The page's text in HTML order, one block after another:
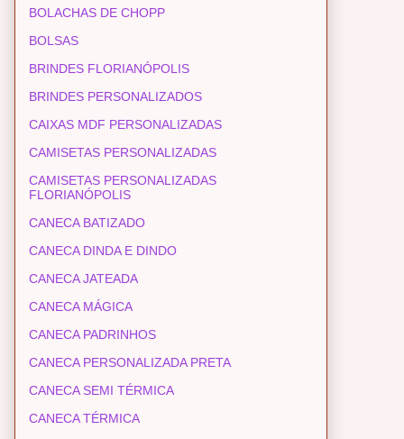
BOLACHAS DE CHOPP
BOLSAS
BRINDES FLORIANÓPOLIS
BRINDES PERSONALIZADOS
CAIXAS MDF PERSONALIZADAS
CAMISETAS PERSONALIZADAS
CAMISETAS PERSONALIZADAS
FLORIANÓPOLIS
CANECA BATIZADO
CANECA DINDA E DINDO
CANECA JATEADA
CANECA MÁGICA
CANECA PADRINHOS
CANECA PERSONALIZADA PRETA
CANECA SEMI TÉRMICA
CANECA TÉRMICA